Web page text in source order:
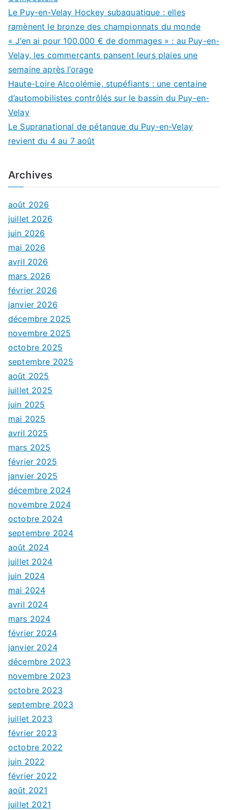
Le Puy-en-Velay Hockey subaquatique : elles
ramènent le bronze des championnats du monde
« J’en ai pour 100.000 € de dommages » : au Puy-en-
Velay, les commerçants pansent leurs plaies une
semaine après l’orage
Haute-Loire Alcoolémie, stupéfiants : une centaine
d’automobilistes contrôlés sur le bassin du Puy-en-
Velay
Le Supranational de pétanque du Puy-en-Velay
revient du 4 au 7 août
Archives
août 2026
juillet 2026
juin 2026
mai 2026
avril 2026
mars 2026
février 2026
janvier 2026
décembre 2025
novembre 2025
octobre 2025
septembre 2025
août 2025
juillet 2025
juin 2025
mai 2025
avril 2025
mars 2025
février 2025
janvier 2025
décembre 2024
novembre 2024
octobre 2024
septembre 2024
août 2024
juillet 2024
juin 2024
mai 2024
avril 2024
mars 2024
février 2024
janvier 2024
décembre 2023
novembre 2023
octobre 2023
septembre 2023
juillet 2023
février 2023
octobre 2022
juin 2022
février 2022
août 2021
juillet 2021